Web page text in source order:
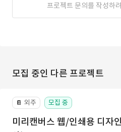
프로젝트 문의를 작성하
모집 중인 다른 프로젝트
📔 외주 모집 중
미리캔버스 웹/인쇄용 디자